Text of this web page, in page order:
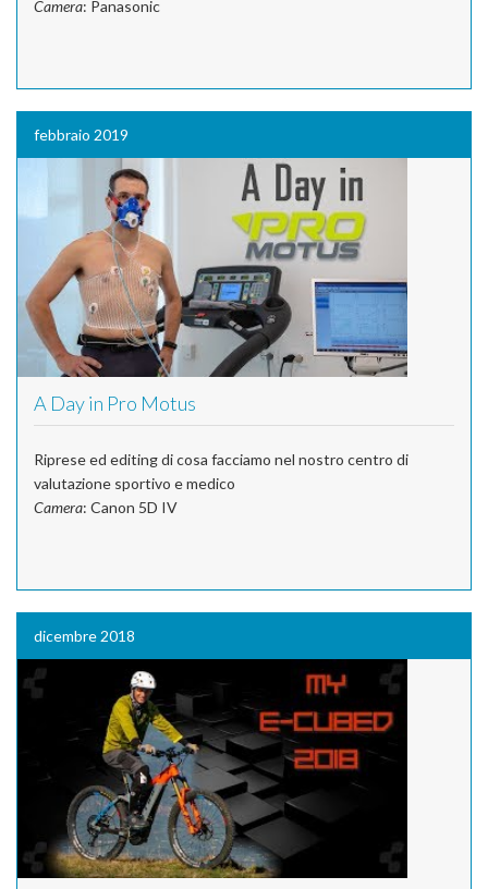
Camera: Panasonic
febbraio 2019
A Day in Pro Motus
Riprese ed editing di cosa facciamo nel nostro centro di
valutazione sportivo e medico
Camera: Canon 5D IV
dicembre 2018